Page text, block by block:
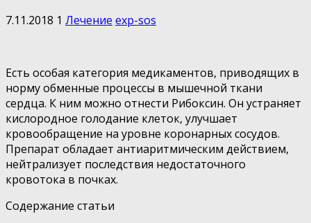
7.11.2018 1 Лечение exp-sos
Есть особая категория медикаментов, приводящих в
норму обменные процессы в мышечной ткани
сердца. К ним можно отнести Рибоксин. Он устраняет
кислородное голодание клеток, улучшает
кровообращение на уровне коронарных сосудов.
Препарат обладает антиаритмическим действием,
нейтрализует последствия недостаточного
кровотока в почках.
Содержание статьи